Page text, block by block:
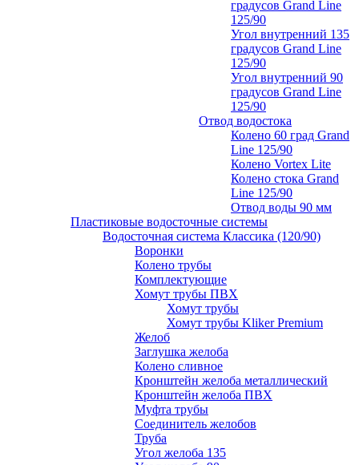
градусов Grand Line
125/90
Угол внутренний 135
градусов Grand Line
125/90
Угол внутренний 90
градусов Grand Line
125/90
Отвод водостока
Колено 60 град Grand
Line 125/90
Колено Vortex Lite
Колено стока Grand
Line 125/90
Отвод воды 90 мм
Пластиковые водосточные системы
Водосточная система Классика (120/90)
Воронки
Колено трубы
Комплектующие
Хомут трубы ПВХ
Хомут трубы
Хомут трубы Kliker Premium
Желоб
Заглушка желоба
Колено сливное
Кронштейн желоба металлический
Кронштейн желоба ПВХ
Муфта трубы
Соединитель желобов
Труба
Угол желоба 135